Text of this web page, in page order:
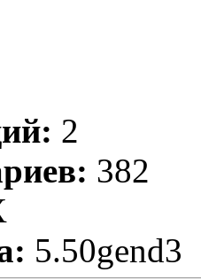
2
382
5.50gend3